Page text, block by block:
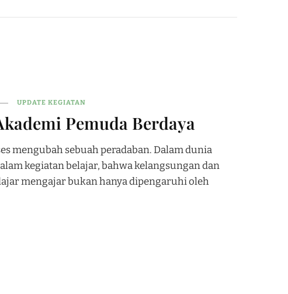
UPDATE KEGIATAN
Pemuda Berdaya
mengubah sebuah peradaban. Dalam dunia
kegiatan belajar, bahwa kelangsungan dan
mengajar bukan hanya dipengaruhi oleh